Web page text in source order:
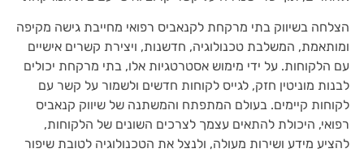
הצלחה בשיווק בתי מרקחת לקנאביס רפואי מחייבת גישה מקיפה
ומותאמת, המשלבת טכנולוגיה, חדשנות, ויצירת קשרים אישיים
עם הלקוחות. על ידי מימוש אסטרטגיות אלו, בתי מרקחת יכולים
לבנות מוניטין חזק, לגייס לקוחות חדשים ולשמור על קשר עם
לקוחות קיימים. בעולם המתפתח והמשתנה של שיווק קנאביס
רפואי, היכולת להתאים עצמך לצרכים השונים של הלקוחות,
להציע מידע ושירות מעולה, ולנצל את הטכנולוגיה לטובת שיפור